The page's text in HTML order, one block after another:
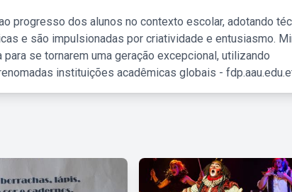
progresso dos alunos no contexto escolar, adotando
e são impulsionadas por criatividade e entusiasmo.
se tornarem uma geração excepcional, utilizando
instituições acadêmicas globais -